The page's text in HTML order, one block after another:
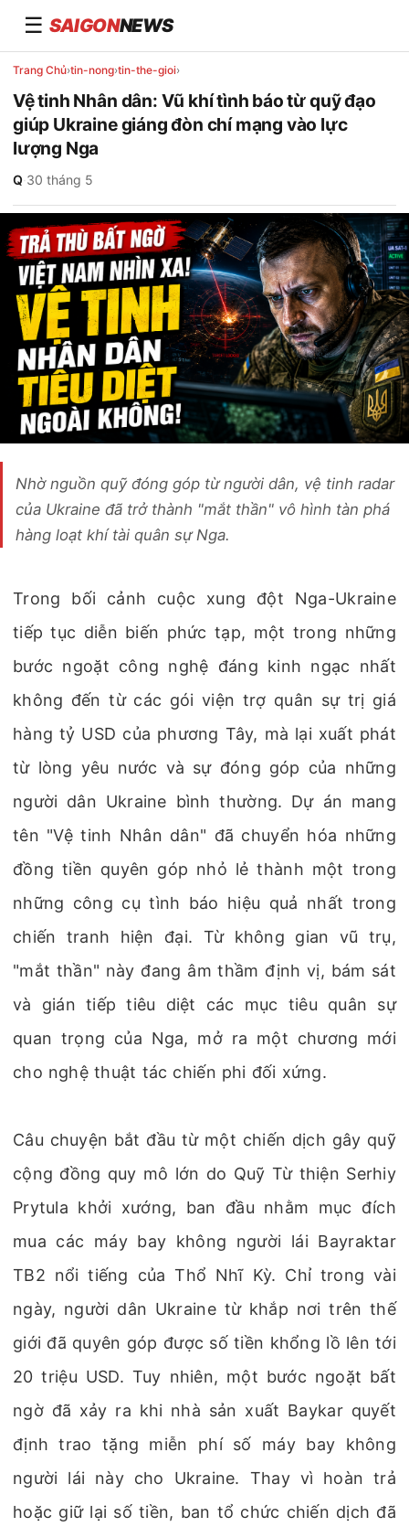
☰ SAIGONNEWS
Trang Chủ›tin-nong›tin-the-gioi›
Vệ tinh Nhân dân: Vũ khí tình báo từ quỹ đạo
giúp Ukraine giáng đòn chí mạng vào lực
lượng Nga
Q·30 tháng 5
Nhờ nguồn quỹ đóng góp từ người dân, vệ tinh radar
của Ukraine đã trở thành "mắt thần" vô hình tàn phá
hàng loạt khí tài quân sự Nga.
Trong bối cảnh cuộc xung đột Nga-Ukraine
tiếp tục diễn biến phức tạp, một trong những
bước ngoặt công nghệ đáng kinh ngạc nhất
không đến từ các gói viện trợ quân sự trị giá
hàng tỷ USD của phương Tây, mà lại xuất phát
từ lòng yêu nước và sự đóng góp của những
người dân Ukraine bình thường. Dự án mang
tên "Vệ tinh Nhân dân" đã chuyển hóa những
đồng tiền quyên góp nhỏ lẻ thành một trong
những công cụ tình báo hiệu quả nhất trong
chiến tranh hiện đại. Từ không gian vũ trụ,
"mắt thần" này đang âm thầm định vị, bám sát
và gián tiếp tiêu diệt các mục tiêu quân sự
quan trọng của Nga, mở ra một chương mới
cho nghệ thuật tác chiến phi đối xứng.
Câu chuyện bắt đầu từ một chiến dịch gây quỹ
cộng đồng quy mô lớn do Quỹ Từ thiện Serhiy
Prytula khởi xướng, ban đầu nhằm mục đích
mua các máy bay không người lái Bayraktar
TB2 nổi tiếng của Thổ Nhĩ Kỳ. Chỉ trong vài
ngày, người dân Ukraine từ khắp nơi trên thế
giới đã quyên góp được số tiền khổng lồ lên tới
20 triệu USD. Tuy nhiên, một bước ngoặt bất
ngờ đã xảy ra khi nhà sản xuất Baykar quyết
định trao tặng miễn phí số máy bay không
người lái này cho Ukraine. Thay vì hoàn trả
hoặc giữ lại số tiền, ban tổ chức chiến dịch đã